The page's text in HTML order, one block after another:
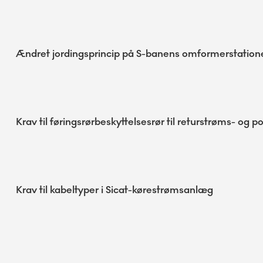
Ændret jordingsprincip på S-banens
Krav til føringsrørbeskyttelsesrør til returstrøms- og
Krav til kabeltyper i Sicat-kørestrømsanlæg